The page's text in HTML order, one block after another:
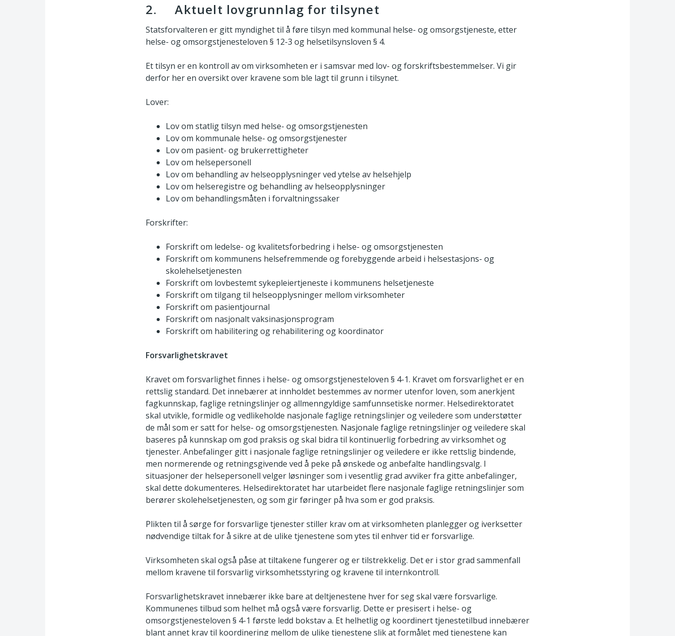
2. Aktuelt lovgrunnlag for tilsynet
Statsforvalteren er gitt myndighet til å føre tilsyn med kommunal helse- og omsorgstjeneste, etter
helse- og omsorgstjenesteloven § 12-3 og helsetilsynsloven § 4.
Et tilsyn er en kontroll av om virksomheten er i samsvar med lov- og forskriftsbestemmelser. Vi gir
derfor her en oversikt over kravene som ble lagt til grunn i tilsynet.
Lover:
Lov om statlig tilsyn med helse- og omsorgstjenesten
Lov om kommunale helse- og omsorgstjenester
Lov om pasient- og brukerrettigheter
Lov om helsepersonell
Lov om behandling av helseopplysninger ved ytelse av helsehjelp
Lov om helseregistre og behandling av helseopplysninger
Lov om behandlingsmåten i forvaltningssaker
Forskrifter:
Forskrift om ledelse- og kvalitetsforbedring i helse- og omsorgstjenesten
Forskrift om kommunens helsefremmende og forebyggende arbeid i helsestasjons- og
skolehelsetjenesten
Forskrift om lovbestemt sykepleiertjeneste i kommunens helsetjeneste
Forskrift om tilgang til helseopplysninger mellom virksomheter
Forskrift om pasientjournal
Forskrift om nasjonalt vaksinasjonsprogram
Forskrift om habilitering og rehabilitering og koordinator
Forsvarlighetskravet
Kravet om forsvarlighet finnes i helse- og omsorgstjenesteloven § 4-1. Kravet om forsvarlighet er en
rettslig standard. Det innebærer at innholdet bestemmes av normer utenfor loven, som anerkjent
fagkunnskap, faglige retningslinjer og allmenngyldige samfunnsetiske normer. Helsedirektoratet
skal utvikle, formidle og vedlikeholde nasjonale faglige retningslinjer og veiledere som understøtter
de mål som er satt for helse- og omsorgstjenesten. Nasjonale faglige retningslinjer og veiledere skal
baseres på kunnskap om god praksis og skal bidra til kontinuerlig forbedring av virksomhet og
tjenester. Anbefalinger gitt i nasjonale faglige retningslinjer og veiledere er ikke rettslig bindende,
men normerende og retningsgivende ved å peke på ønskede og anbefalte handlingsvalg. I
situasjoner der helsepersonell velger løsninger som i vesentlig grad avviker fra gitte anbefalinger,
skal dette dokumenteres. Helsedirektoratet har utarbeidet flere nasjonale faglige retningslinjer som
berører skolehelsetjenesten, og som gir føringer på hva som er god praksis.
Plikten til å sørge for forsvarlige tjenester stiller krav om at virksomheten planlegger og iverksetter
nødvendige tiltak for å sikre at de ulike tjenestene som ytes til enhver tid er forsvarlige.
Virksomheten skal også påse at tiltakene fungerer og er tilstrekkelig. Det er i stor grad sammenfall
mellom kravene til forsvarlig virksomhetsstyring og kravene til internkontroll.
Forsvarlighetskravet innebærer ikke bare at deltjenestene hver for seg skal være forsvarlige.
Kommunenes tilbud som helhet må også være forsvarlig. Dette er presisert i helse- og
omsorgstjenesteloven § 4-1 første ledd bokstav a. Et helhetlig og koordinert tjenestetilbud innebærer
blant annet krav til koordinering mellom de ulike tjenestene slik at formålet med tjenestene kan